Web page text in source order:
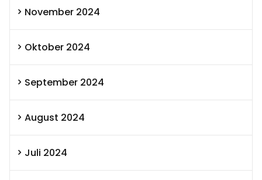
November 2024
Oktober 2024
September 2024
August 2024
Juli 2024